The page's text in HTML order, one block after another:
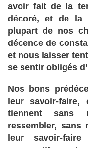
avoir fait de la
décoré, et de la
plupart de nos
décence de
et nous laisser
se sentir obligés
Nos bons
leur
savoir-faire,
tiennent
sans
ressembler, sans
leur
savoir-faire